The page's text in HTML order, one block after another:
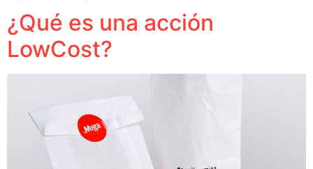
¿Qué es una acción
LowCost?